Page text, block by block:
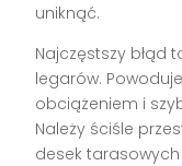
uniknąć.
Najczęstszy błąd
legarów.
obciążeniem i
Należy ściśle
desek